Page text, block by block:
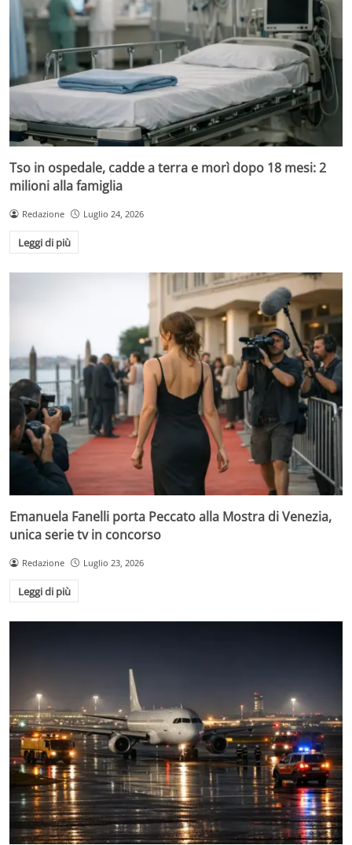
Tso in ospedale, cadde a terra e morì dopo 18 mesi: 2
milioni alla famiglia
Redazione Luglio 24, 2026
Leggi di più
Emanuela Fanelli porta Peccato alla Mostra di Venezia,
unica serie tv in concorso
Redazione Luglio 23, 2026
Leggi di più